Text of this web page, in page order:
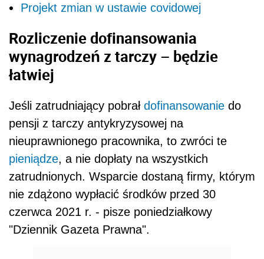
Projekt zmian w ustawie covidowej
Rozliczenie dofinansowania
wynagrodzeń z tarczy – będzie
łatwiej
Jeśli zatrudniający pobrał dofinansowanie do
pensji z tarczy antykryzysowej na
nieuprawnionego pracownika, to zwróci te
pieniądze, a nie dopłaty na wszystkich
zatrudnionych. Wsparcie dostaną firmy, którym
nie zdążono wypłacić środków przed 30
czerwca 2021 r. - pisze poniedziałkowy
"Dziennik Gazeta Prawna".